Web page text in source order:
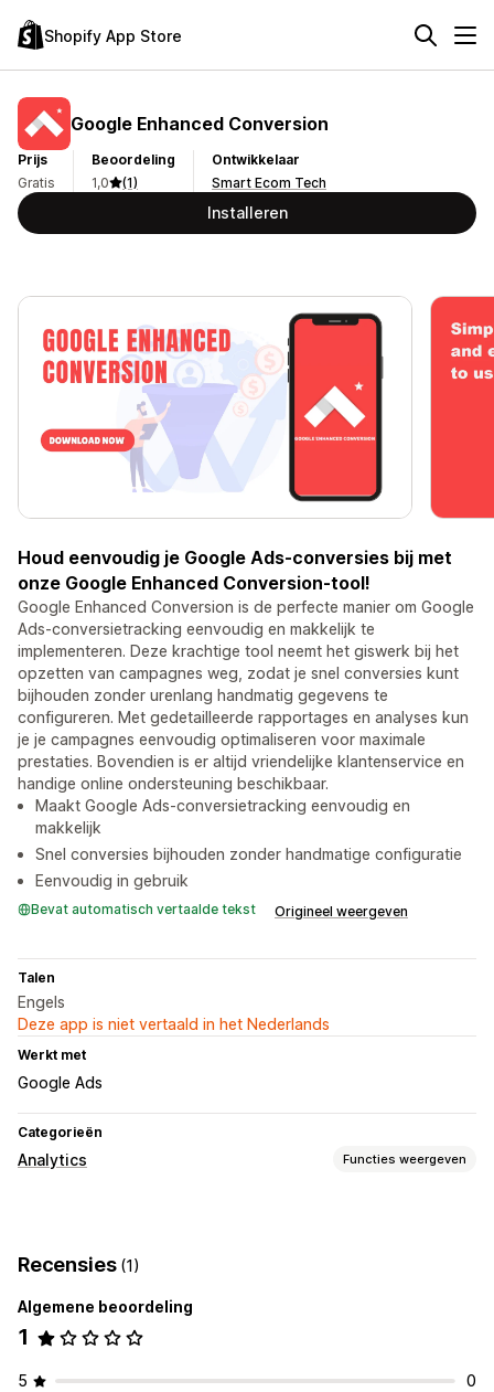
Shopify App Store
Google Enhanced Conversion
Prijs
Gratis
Beoordeling
1,0
(1)
Ontwikkelaar
Smart Ecom Tech
Installeren
Houd eenvoudig je Google Ads-conversies bij met
onze Google Enhanced Conversion-tool!
Google Enhanced Conversion is de perfecte manier om Google
Ads-conversietracking eenvoudig en makkelijk te
implementeren. Deze krachtige tool neemt het giswerk bij het
opzetten van campagnes weg, zodat je snel conversies kunt
bijhouden zonder urenlang handmatig gegevens te
configureren. Met gedetailleerde rapportages en analyses kun
je je campagnes eenvoudig optimaliseren voor maximale
prestaties. Bovendien is er altijd vriendelijke klantenservice en
handige online ondersteuning beschikbaar.
Maakt Google Ads-conversietracking eenvoudig en
makkelijk
Snel conversies bijhouden zonder handmatige configuratie
Eenvoudig in gebruik
Bevat automatisch vertaalde tekst Origineel weergeven
Talen
Engels
Deze app is niet vertaald in het Nederlands
Werkt met
Google Ads
Categorieën
Analytics Functies weergeven
Pixel-tracking
Recensies (1)
Algemene beoordeling
1
5
0